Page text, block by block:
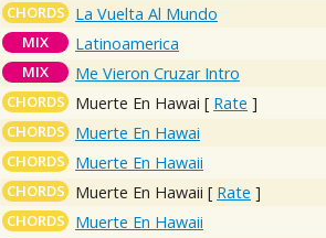
CHORDS La Vuelta Al Mundo
MIX Latinoamerica
MIX Me Vieron Cruzar Intro
CHORDS Muerte En Hawai [ Rate ]
CHORDS Muerte En Hawai
CHORDS Muerte En Hawaii
CHORDS Muerte En Hawaii [ Rate ]
CHORDS Muerte En Hawaii